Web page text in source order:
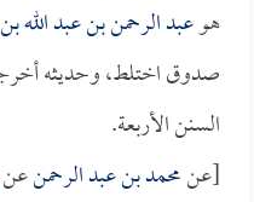
هوعبد الرحمن بن عبد الله
صدوق اختلط، وحديثه
السنن الأربعة.
[عنمحمد بن عبد الرحمن